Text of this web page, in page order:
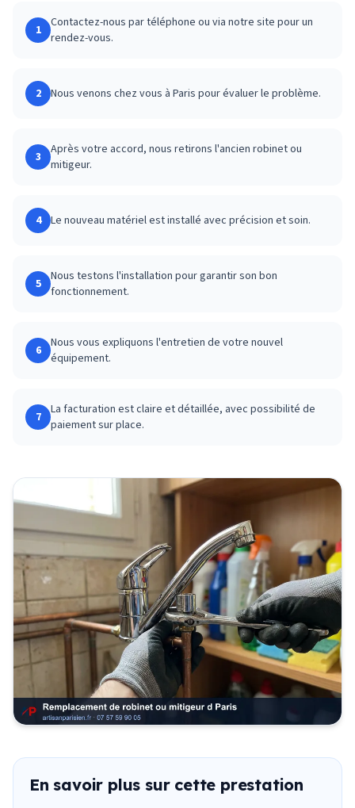
1
Contactez-nous par téléphone ou via notre site pour un
rendez-vous.
2 Nous venons chez vous à Paris pour évaluer le problème.
3
Après votre accord, nous retirons l'ancien robinet ou
mitigeur.
4 Le nouveau matériel est installé avec précision et soin.
5
Nous testons l'installation pour garantir son bon
fonctionnement.
6
Nous vous expliquons l'entretien de votre nouvel
équipement.
7
La facturation est claire et détaillée, avec possibilité de
paiement sur place.
En savoir plus sur cette prestation